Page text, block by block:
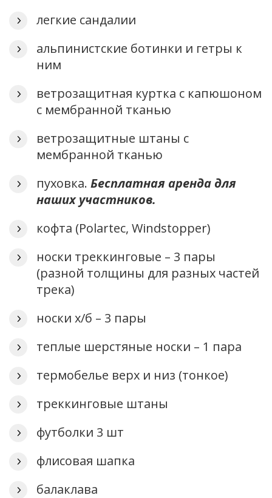
легкие сандалии
альпинистские ботинки и гетры к
ним
ветрозащитная куртка с капюшоном
с мембранной тканью
ветрозащитные штаны с
мембранной тканью
пуховка. Бесплатная аренда для
наших участников.
кофта (Polartec, Windstopper)
носки треккинговые – 3 пары
(разной толщины для разных частей
трека)
носки х/б – 3 пары
теплые шерстяные носки – 1 пара
термобелье верх и низ (тонкое)
треккинговые штаны
футболки 3 шт
флисовая шапка
балаклава